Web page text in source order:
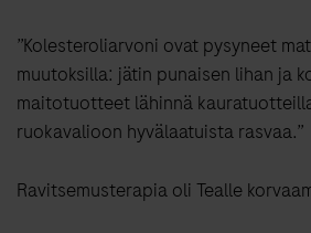
”Kolesteroliarvoni ovat pysyneet
muutoksilla: jätin punaisen lihan ja
maitotuotteet lähinnä
ruokavalioon hyvälaatuista rasvaa.”
Ravitsemusterapia oli Tealle